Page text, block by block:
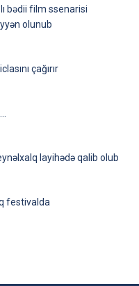
bədii film ssenarisi
olunub
çağırır
layihədə qalib olub
festivalda